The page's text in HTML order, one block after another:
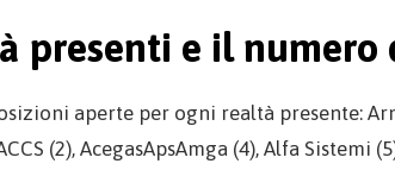
presenti e il
aperte per ogni realtà presente:
(2), AcegasApsAmga (4), Alfa Sistemi